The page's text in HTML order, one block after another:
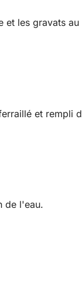
les gravats
et rempli
de l'eau.